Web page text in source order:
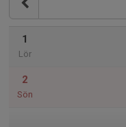
1
Lör
2
Sön